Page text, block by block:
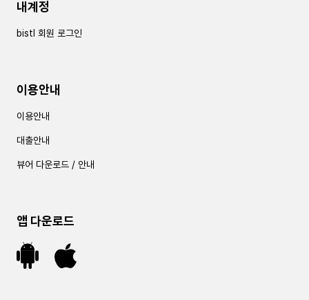
내계정
bistl 회원 로그인
이용안내
이용안내
대출안내
뷰어 다운로드 / 안내
앱 다운로드